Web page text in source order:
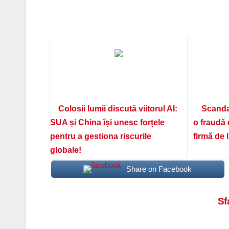
Colosii lumii discută viitorul AI:
SUA și China își unesc forțele
pentru a gestiona riscurile
globale!
o fraudă
firmă de
Share on Facebook